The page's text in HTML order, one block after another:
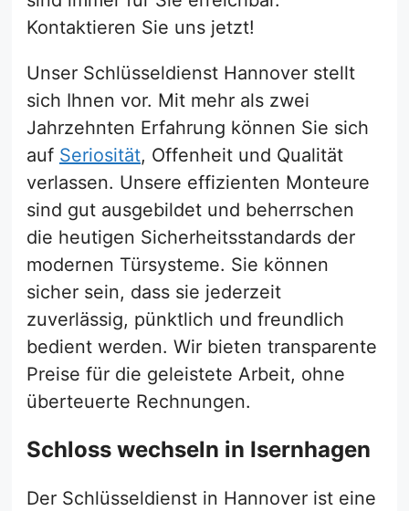
Kontaktieren Sie uns jetzt!
Unser Schlüsseldienst Hannover stellt
sich Ihnen vor. Mit mehr als zwei
Jahrzehnten Erfahrung können Sie sich
auf Seriosität, Offenheit und Qualität
verlassen. Unsere effizienten Monteure
sind gut ausgebildet und beherrschen
die heutigen Sicherheitsstandards der
modernen Türsysteme. Sie können
sicher sein, dass sie jederzeit
zuverlässig, pünktlich und freundlich
bedient werden. Wir bieten transparente
Preise für die geleistete Arbeit, ohne
überteuerte Rechnungen.
Schloss wechseln in Isernhagen
Der Schlüsseldienst in Hannover ist eine